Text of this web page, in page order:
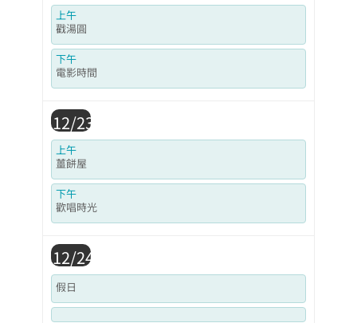
上午
戳湯圓
下午
電影時間
12/23
上午
薑餅屋
下午
歡唱時光
12/24
假日